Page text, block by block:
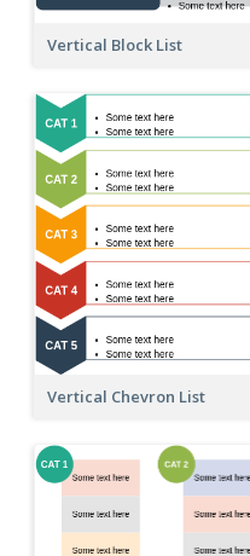
Vertical Block List
Vertical Chevron List